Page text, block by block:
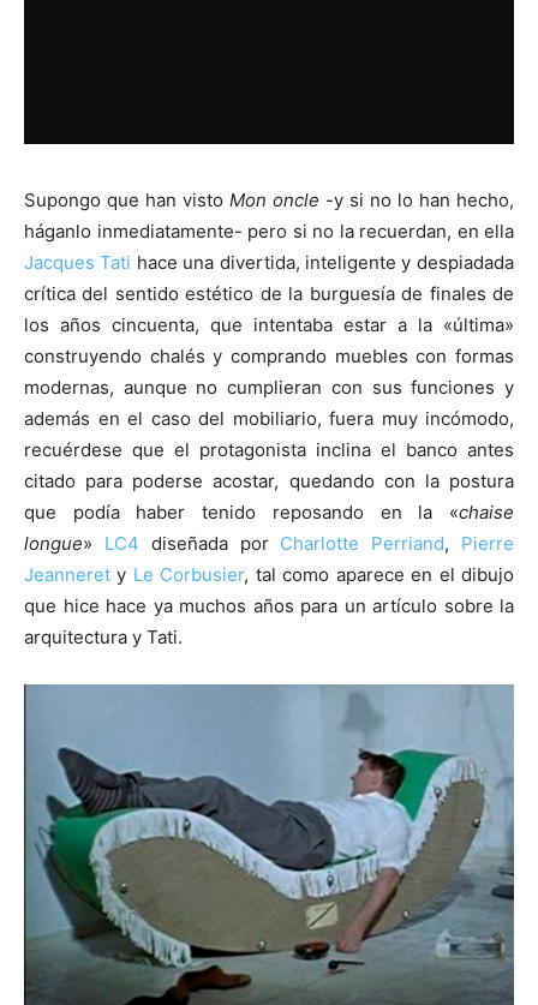
Supongo que han visto Mon oncle -y si no lo han hecho,
háganlo inmediatamente- pero si no la recuerdan, en ella
Jacques Tati hace una divertida, inteligente y despiadada
crítica del sentido estético de la burguesía de finales de
los años cincuenta, que intentaba estar a la «última»
construyendo chalés y comprando muebles con formas
modernas, aunque no cumplieran con sus funciones y
además en el caso del mobiliario, fuera muy incómodo,
recuérdese que el protagonista inclina el banco antes
citado para poderse acostar, quedando con la postura
que podía haber tenido reposando en la «chaise
longue» LC4 diseñada por Charlotte Perriand, Pierre
Jeanneret y Le Corbusier, tal como aparece en el dibujo
que hice hace ya muchos años para un artículo sobre la
arquitectura y Tati.